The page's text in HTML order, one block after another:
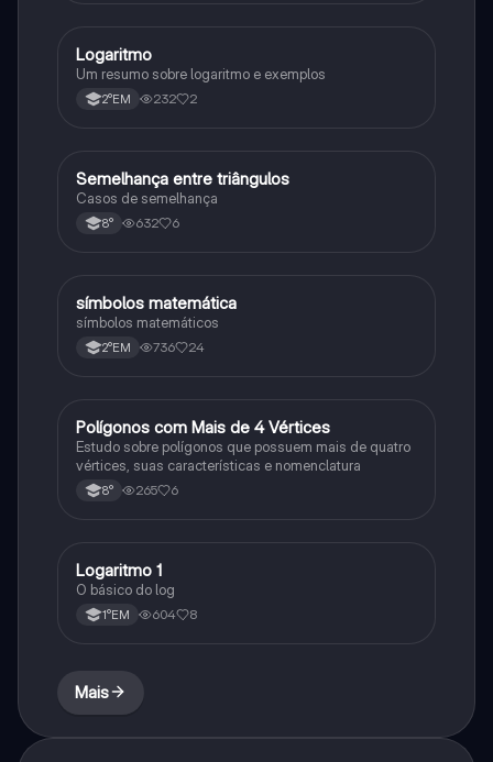
Matematica
Logaritmo
Um resumo sobre logaritmo e exemplos
2°EM 232 2
Matematica
Semelhança entre triângulos
Casos de semelhança
8° 632 6
Matematica
símbolos matemática
símbolos matemáticos
2°EM 736 24
Matematica
Polígonos com Mais de 4 Vértices
Estudo sobre polígonos que possuem mais de quatro
vértices, suas características e nomenclatura
8° 265 6
Matematica
Logaritmo 1
O básico do log
1°EM 604 8
Mais